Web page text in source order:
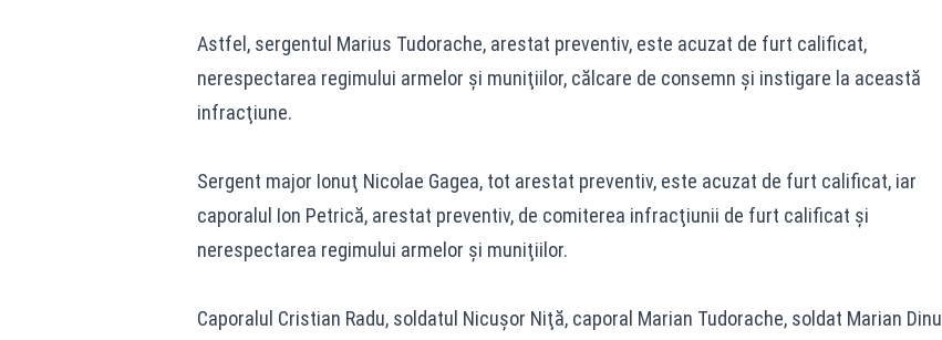
Astfel, sergentul Marius Tudorache, arestat preventiv, este acuzat de furt calificat,
nerespectarea regimului armelor şi muniţiilor, călcare de consemn şi instigare la această
infracţiune.
Sergent major Ionuţ Nicolae Gagea, tot arestat preventiv, este acuzat de furt calificat, iar
caporalul Ion Petrică, arestat preventiv, de comiterea infracţiunii de furt calificat şi
nerespectarea regimului armelor şi muniţiilor.
Caporalul Cristian Radu, soldatul Nicuşor Niţă, caporal Marian Tudorache, soldat Marian Dinu